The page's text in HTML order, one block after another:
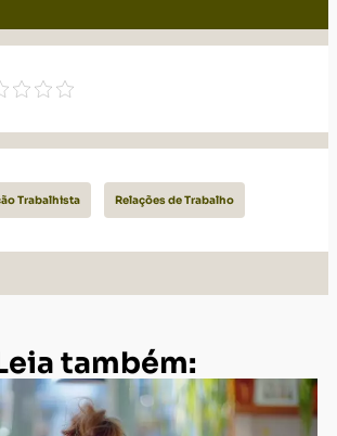
Trabalhista Relações de Trabalho
também: